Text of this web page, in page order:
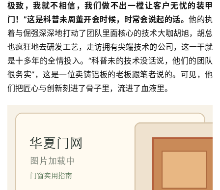
入
户
门
卧
室
门
卫
极致，我就不相信，我们做不出一樘让客户无忧的装甲
门！”这是科普未周董开会时候，时常会说起的话。他的执
着与倔强深深地打动了团队里面核心的技术大咖胡旭，胡总
也疯狂地去研发工艺，走访拥有尖端技术的公司，这一干就
是十多年的全情投入。“科普未的技术没话说，他们的团队
很务实”，这是一位卖铸铝板的老板跟笔者说的。可见，他
们把匠心与创新刻进了骨子里，流进了血液里。